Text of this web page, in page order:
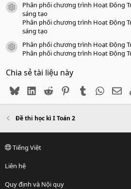
icon tài liệu
Phân phối chương trình Hoạt Động
sáng tạo
Phân phối chương trình Hoạt Động
sáng tạo
icon tài liệu
Phân phối chương trình Hoạt Động
Phân phối chương trình Hoạt Động
Chia sẻ tài liệu này
BlueskyLinkedIn
Reddit PinterestTumblr
Đề thi học kì I Toán 2
Tiếng Việt
Liên hệ
Quy định và Nội quy